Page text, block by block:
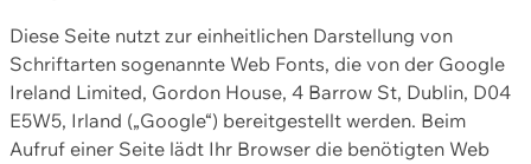
Diese Seite nutzt zur einheitlichen Darstellung von
Schriftarten sogenannte Web Fonts, die von der Google
Ireland Limited, Gordon House, 4 Barrow St, Dublin, D04
E5W5, Irland („Google“) bereitgestellt werden. Beim
Aufruf einer Seite lädt Ihr Browser die benötigten Web